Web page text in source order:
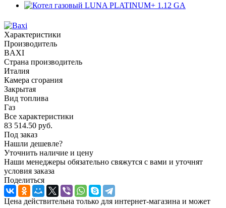
Характеристики
Производитель
BAXI
Страна производитель
Италия
Камера сгорания
Закрытая
Вид топлива
Газ
Все характеристики
83 514.50 руб.
Под заказ
Нашли дешевле?
Уточнить наличие и цену
Наши менеджеры обязательно свяжутся с вами и уточнят
условия заказа
Поделиться
Цена действительна только для интернет-магазина и может